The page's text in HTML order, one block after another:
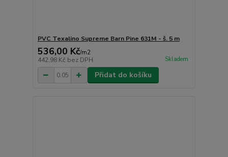
PVC Texalino Supreme Barn Pine 631M - š. 5 m
536,00 Kč/m2
442,98 Kč bez DPH Skladem
Přidat do košíku